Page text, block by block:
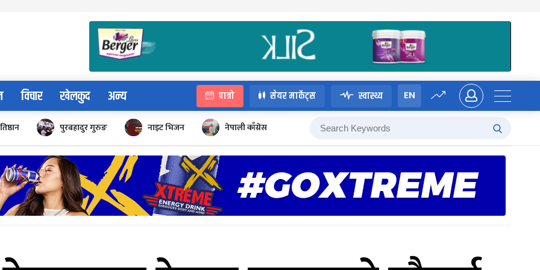
विचार खेलकुद अन्य पात्रो सेयर मार्केट्स स्वास्थ्य EN
पुरबहादुर गुरुङ नाइट भिजन नेपाली काँग्रेस